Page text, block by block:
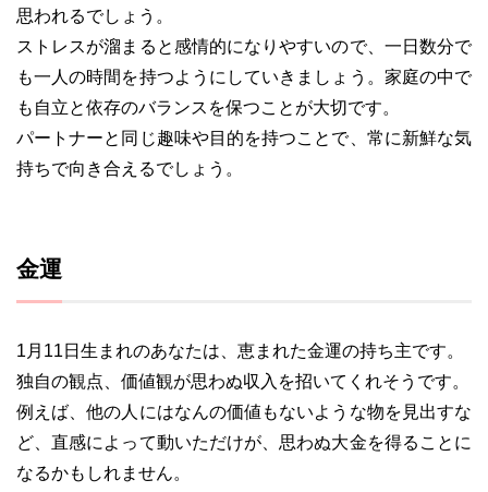
思われるでしょう。
ストレスが溜まると感情的になりやすいので、一日数分で
も一人の時間を持つようにしていきましょう。家庭の中で
も自立と依存のバランスを保つことが大切です。
パートナーと同じ趣味や目的を持つことで、常に新鮮な気
持ちで向き合えるでしょう。
金運
1月11日生まれのあなたは、恵まれた金運の持ち主です。
独自の観点、価値観が思わぬ収入を招いてくれそうです。
例えば、他の人にはなんの価値もないような物を見出すな
ど、直感によって動いただけが、思わぬ大金を得ることに
なるかもしれません。